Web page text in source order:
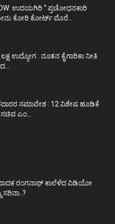
ಉದಯಗಿರಿ “ ಪ್ರಚೋಧನಕಾರಿ
ಕೋರಿ ಕೋರ್ಟ್‌ ಮೊರೆ...
ಉದ್ಯೋಗ : ನೂತನ ಕೈಗಾರಿಕಾ ನೀತಿ
ಸಮಾವೇಶ : 12 ವಿಶೇಷ ಹೂಡಿಕೆ
ಎಂ...
ರಂಗನಾಥ್ ಕಾಲೆಳೆದ ವಿಡಿಯೋ
ಸರಿನಾ..?